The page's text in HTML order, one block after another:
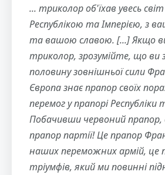
... триколор об'їхав увесь
Республікою та Імперією, з
та вашою славою. [...] Якщо
триколор, зрозумійте, що ви
половину зовнішньої сили
Європа знає прапор своїх
перемог у прапорі Республіки
Побачивши червоний
прапор партії! Це прапор
наших переможних армій, це
тріумфів, який ми повинні